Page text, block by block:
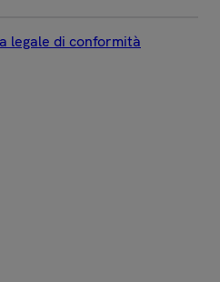
legale di conformità